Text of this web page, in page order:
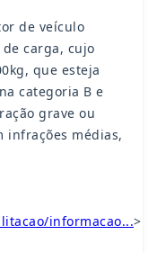
de veículo
carga, cujo
que esteja
categoria B e
grave ou
infrações médias,
informacao...>